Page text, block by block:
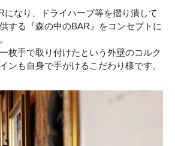
になり、ドライハーブ等を摺り潰して
する『森の中のBAR』をコンセプトに
枚手で取り付けたという外壁のコルク
ンも自身で手がけるこだわり様です。